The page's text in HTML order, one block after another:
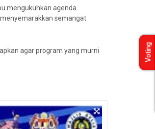
mengukuhkan agenda
semangat
agar program yang murni
Voting